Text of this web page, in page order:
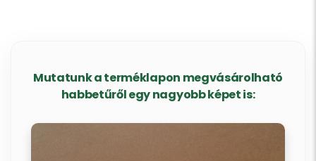
Mutatunk a terméklapon megvásárolható
habbetűről egy nagyobb képet is: